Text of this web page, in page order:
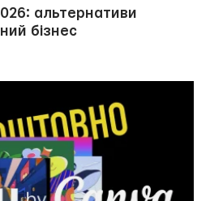
альтернативи
бізнес